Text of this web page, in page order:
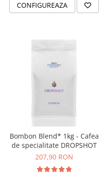
CONFIGUREAZA
Bombon Blend* 1kg - Cafea
de specialitate DROPSHOT
207,90 RON